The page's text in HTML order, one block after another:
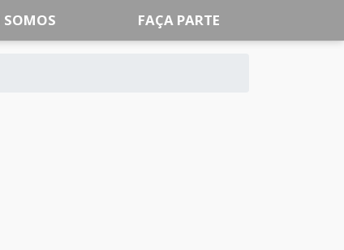
SOMOS FAÇA PARTE